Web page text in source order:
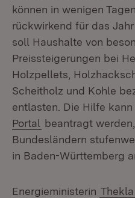
können in wenigen
rückwirkend für das
soll Haushalte von
Preissteigerungen bei
Holzpellets,
Scheitholz und Kohle
entlasten. Die Hilfe kann
Portal (Öffnet in neuem
beantragt
Bundesländern
in Baden-Württemberg
Energieministerin